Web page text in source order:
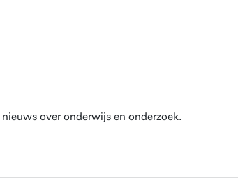
over onderwijs en onderzoek.